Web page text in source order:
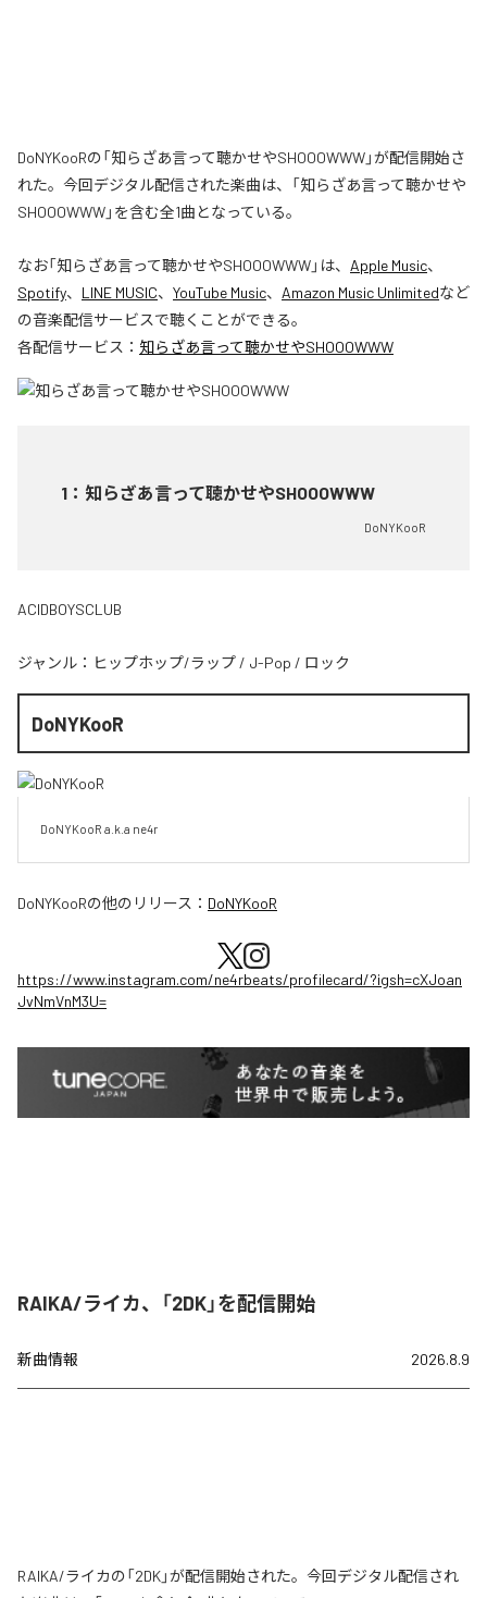
DoNYKooRの「知らざあ言って聴かせやSHOOOWWW」が配信開始さ
れた。今回デジタル配信された楽曲は、「知らざあ言って聴かせや
SHOOOWWW」を含む全1曲となっている。
なお「知らざあ言って聴かせやSHOOOWWW」は、 Apple Music、
Spotify、 LINE MUSIC、 YouTube Music、 Amazon Music Unlimitedなど
の音楽配信サービスで聴くことができる。
各配信サービス： 知らざあ言って聴かせやSHOOOWWW
1 ： 知らざあ言って聴かせやSHOOOWWW
DoNYKooR
ACIDBOYSCLUB
ジャンル： ヒップホップ/ラップ / J-Pop / ロック
DoNYKooR
DoNYKooR a.k.a ne4r
DoNYKooRの他のリリース： DoNYKooR
https://www.instagram.com/ne4rbeats/profilecard/?igsh=cXJoan
JvNmVnM3U=
RAIKA/ライカ、「2DK」を配信開始
新曲情報 2026.8.9
RAIKA/ライカの「2DK」が配信開始された。今回デジタル配信され